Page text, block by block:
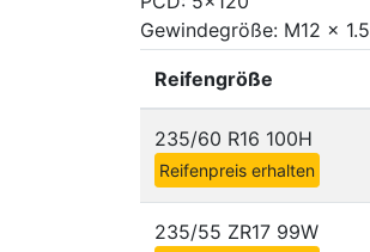
Gewindegröße: M12 x 1.5
Reifengröße
235/60 R16 100H
Reifenpreis erhalten
235/55 ZR17 99W